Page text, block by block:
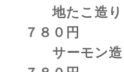
地た
７８０円
サーモ